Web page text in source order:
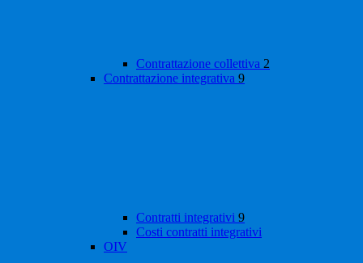
Contrattazione collettiva 2
Contrattazione integrativa 9
Contratti integrativi 9
Costi contratti integrativi
OIV